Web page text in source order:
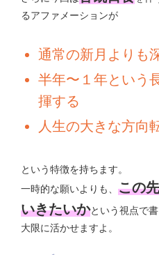
るアファメーションが
通常の新月よりも
半年〜１年という
揮する
人生の大きな方向
という特徴を持ちます。
一時的な願いよりも、 この
いきたいかという視点で
大限に活かせますよ。